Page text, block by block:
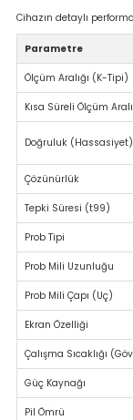
Cihazın detaylı
Parametre
Ölçüm Aralığı (K-Tipi)
Kısa Süreli Ölçüm
Doğruluk (Hassasiyet)
Çözünürlük
Tepki Süresi (t99)
Prob Tipi
Prob Mili Uzunluğu
Prob Mili Çapı (Uç)
Ekran Özelliği
Çalışma Sıcaklığı
Güç Kaynağı
Pil Ömrü